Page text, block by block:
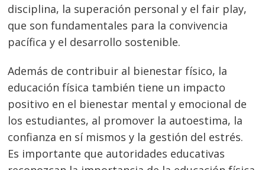
disciplina, la superación personal y el fair play,
que son fundamentales para la convivencia
pacífica y el desarrollo sostenible.
Además de contribuir al bienestar físico, la
educación física también tiene un impacto
positivo en el bienestar mental y emocional de
los estudiantes, al promover la autoestima, la
confianza en sí mismos y la gestión del estrés.
Es importante que autoridades educativas